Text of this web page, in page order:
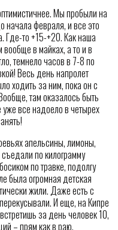
Мы пробыли на
февраля, и все это
Где-то +15-+20. Как наша
в майках, а то и в
темнело часов в 7-8 по
Весь день напролет
ходить за ним, пока он с
там оказалось быть
все надоело в четырех
апельсины, лимоны,
по килограмму
по травке, подолгу
была огромная детская
жили. Даже есть с
И еще, на Кипре
за день человек 10,
– прям как в раю.